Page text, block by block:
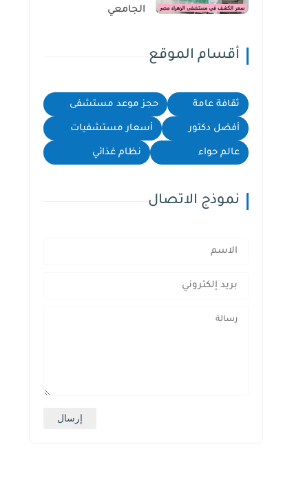
الجامعي
أقسام الموقع
ثقافة عامة حجز موعد مستشفى
أفضل دكتور أسعار مستشفيات
عالم حواء نظام غذائي
نموذج الاتصال